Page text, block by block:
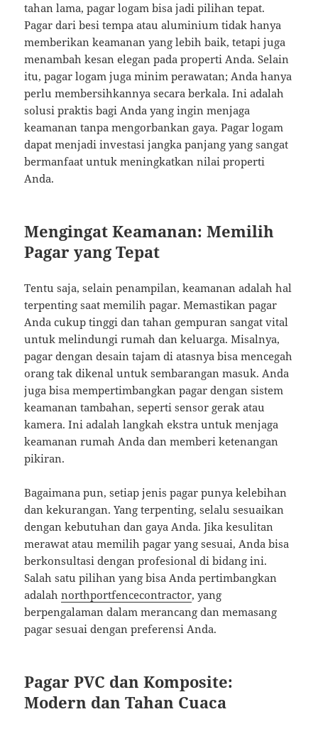
tahan lama, pagar logam bisa jadi pilihan tepat.
Pagar dari besi tempa atau aluminium tidak hanya
memberikan keamanan yang lebih baik, tetapi juga
menambah kesan elegan pada properti Anda. Selain
itu, pagar logam juga minim perawatan; Anda hanya
perlu membersihkannya secara berkala. Ini adalah
solusi praktis bagi Anda yang ingin menjaga
keamanan tanpa mengorbankan gaya. Pagar logam
dapat menjadi investasi jangka panjang yang sangat
bermanfaat untuk meningkatkan nilai properti
Anda.
Mengingat Keamanan: Memilih
Pagar yang Tepat
Tentu saja, selain penampilan, keamanan adalah hal
terpenting saat memilih pagar. Memastikan pagar
Anda cukup tinggi dan tahan gempuran sangat vital
untuk melindungi rumah dan keluarga. Misalnya,
pagar dengan desain tajam di atasnya bisa mencegah
orang tak dikenal untuk sembarangan masuk. Anda
juga bisa mempertimbangkan pagar dengan sistem
keamanan tambahan, seperti sensor gerak atau
kamera. Ini adalah langkah ekstra untuk menjaga
keamanan rumah Anda dan memberi ketenangan
pikiran.
Bagaimana pun, setiap jenis pagar punya kelebihan
dan kekurangan. Yang terpenting, selalu sesuaikan
dengan kebutuhan dan gaya Anda. Jika kesulitan
merawat atau memilih pagar yang sesuai, Anda bisa
berkonsultasi dengan profesional di bidang ini.
Salah satu pilihan yang bisa Anda pertimbangkan
adalahnorthportfencecontractor, yang
berpengalaman dalam merancang dan memasang
pagar sesuai dengan preferensi Anda.
Pagar PVC dan Komposite:
Modern dan Tahan Cuaca